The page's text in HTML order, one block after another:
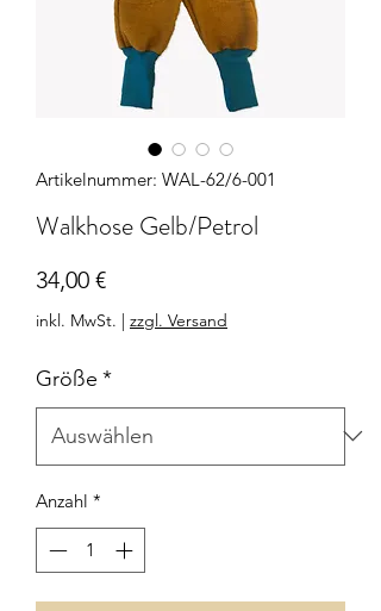
Artikelnummer: WAL-62/6-001
Walkhose Gelb/Petrol
34,00 €Preis
inkl. MwSt. | zzgl. Versand
Größe *
Anzahl *